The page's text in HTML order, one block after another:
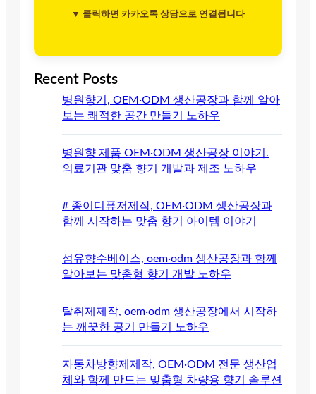
▼ 클릭하면 카카오톡 상담으로 연결됩니다
Recent Posts
병원향기, OEM·ODM 생산공장과 함께 알아
보는 쾌적한 공간 만들기 노하우
병원향 제품 OEM·ODM 생산공장 이야기.
의료기관 맞춤 향기 개발과 제조 노하우
# 종이디퓨저제작, OEM·ODM 생산공장과
함께 시작하는 맞춤 향기 아이템 이야기
섬유향수베이스, oem·odm 생산공장과 함께
알아보는 맞춤형 향기 개발 노하우
탈취제제작, oem·odm 생산공장에서 시작하
는 깨끗한 공기 만들기 노하우
자동차방향제제작, OEM·ODM 전문 생산업
체와 함께 만드는 맞춤형 차량용 향기 솔루션